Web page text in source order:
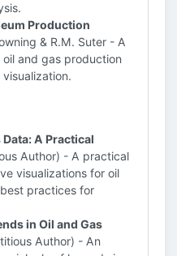
Production
& R.M. Suter - A
and gas production
A Practical
Author) - A practical
visualizations for oil
practices for
in Oil and Gas
Author) - An